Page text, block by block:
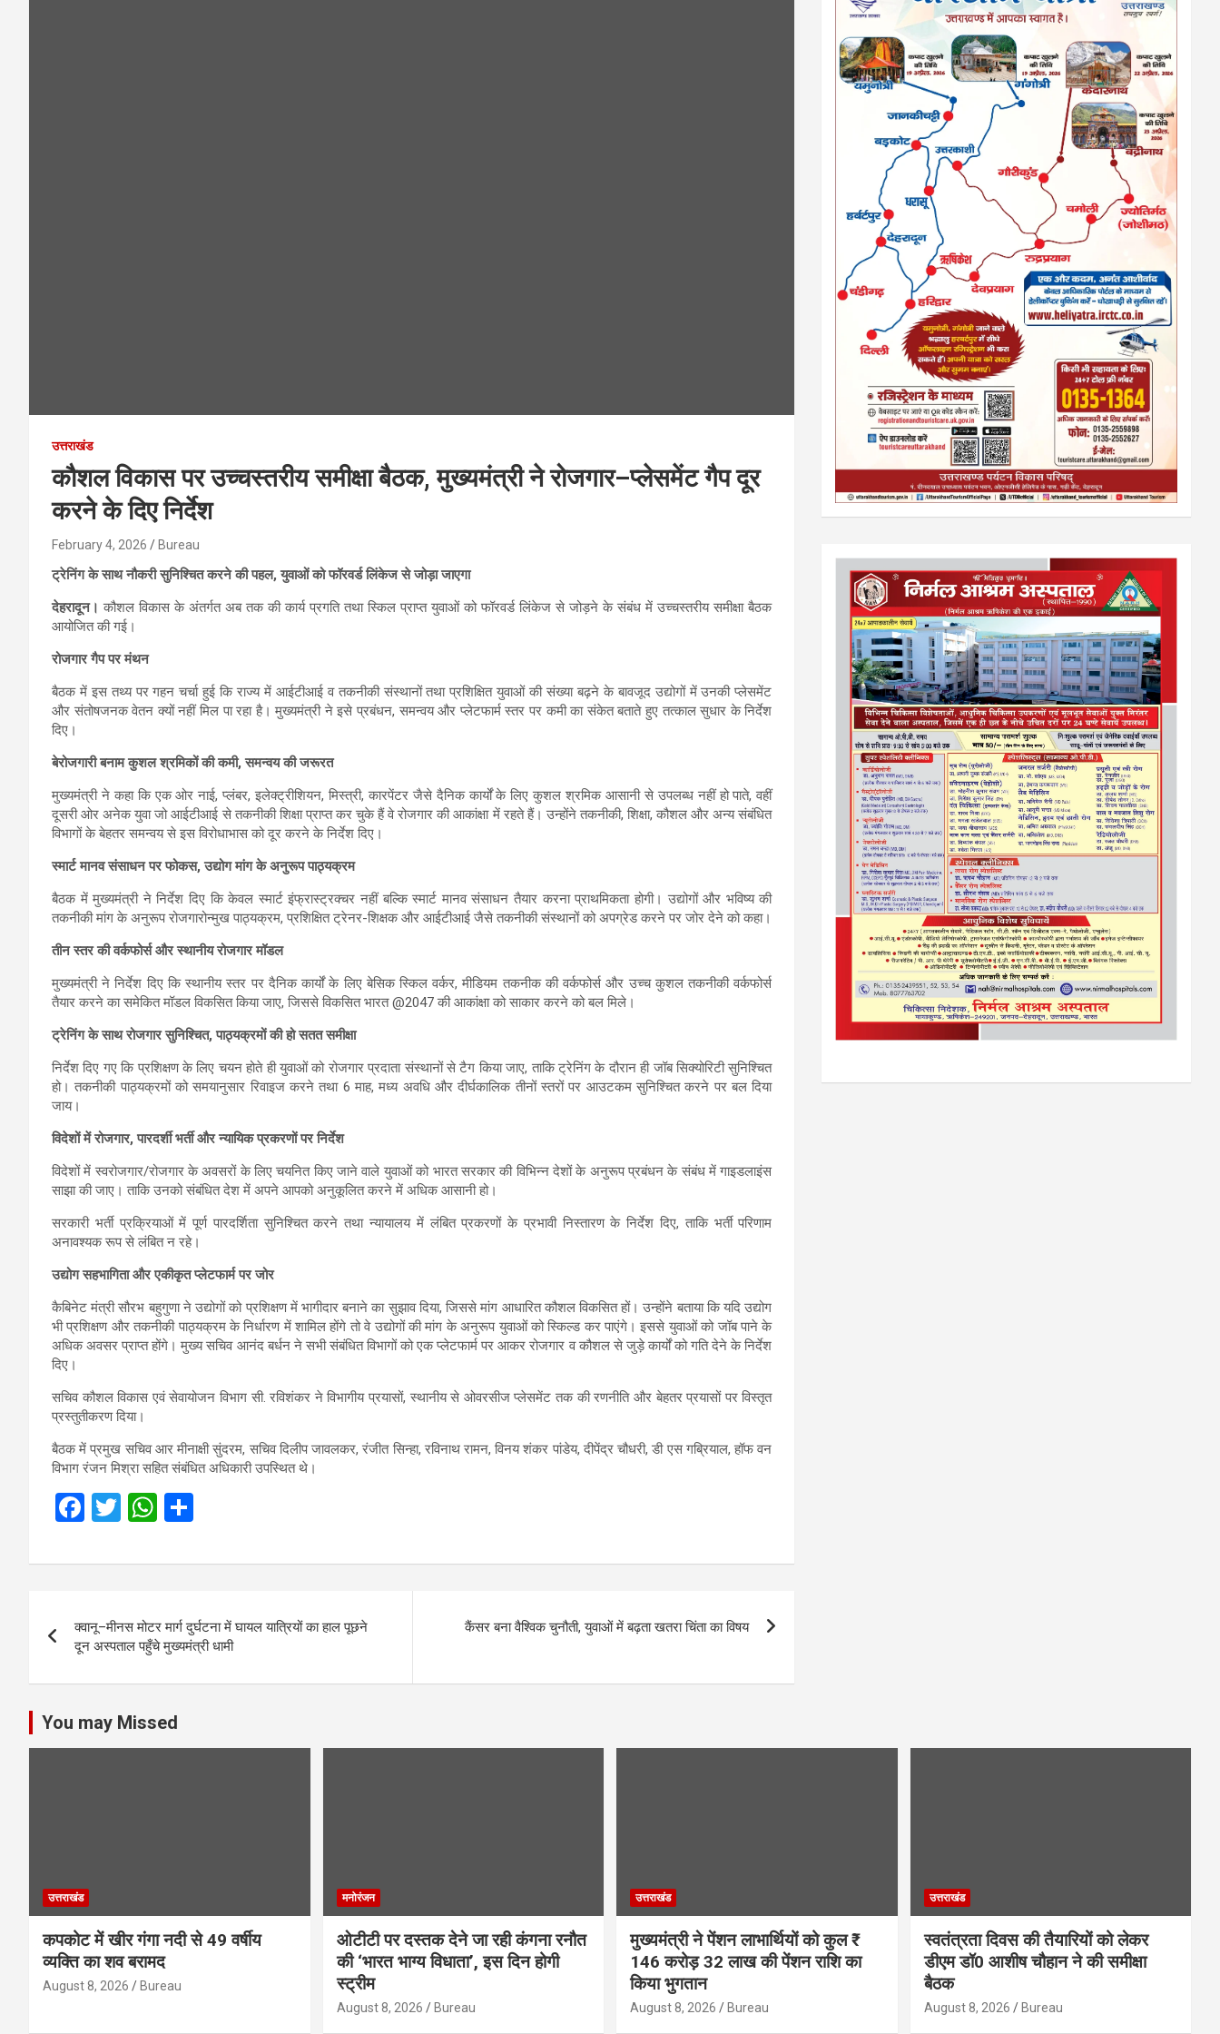
उत्तराखंड
कौशल विकास पर उच्चस्तरीय समीक्षा बैठक, मुख्यमंत्री ने रोजगार–प्लेसमेंट गैप दूर
करने के दिए निर्देश
February 4, 2026 Bureau
ट्रेनिंग के साथ नौकरी सुनिश्चित करने की पहल, युवाओं को फॉरवर्ड लिंकेज से जोड़ा जाएगा
देहरादून। कौशल विकास के अंतर्गत अब तक की कार्य प्रगति तथा स्किल प्राप्त युवाओं को फॉरवर्ड लिंकेज से जोड़ने के संबंध में उच्चस्तरीय समीक्षा बैठक
आयोजित की गई।
रोजगार गैप पर मंथन
बैठक में इस तथ्य पर गहन चर्चा हुई कि राज्य में आईटीआई व तकनीकी संस्थानों तथा प्रशिक्षित युवाओं की संख्या बढ़ने के बावजूद उद्योगों में उनकी प्लेसमेंट
और संतोषजनक वेतन क्यों नहीं मिल पा रहा है। मुख्यमंत्री ने इसे प्रबंधन, समन्वय और प्लेटफार्म स्तर पर कमी का संकेत बताते हुए तत्काल सुधार के निर्देश
दिए।
बेरोजगारी बनाम कुशल श्रमिकों की कमी, समन्वय की जरूरत
मुख्यमंत्री ने कहा कि एक ओर नाई, प्लंबर, इलेक्ट्रीशियन, मिस्त्री, कारपेंटर जैसे दैनिक कार्यों के लिए कुशल श्रमिक आसानी से उपलब्ध नहीं हो पाते, वहीं
दूसरी ओर अनेक युवा जो आईटीआई से तकनीकी शिक्षा प्राप्त कर चुके हैं वे रोजगार की आकांक्षा में रहते हैं। उन्होंने तकनीकी, शिक्षा, कौशल और अन्य संबंधित
विभागों के बेहतर समन्वय से इस विरोधाभास को दूर करने के निर्देश दिए।
स्मार्ट मानव संसाधन पर फोकस, उद्योग मांग के अनुरूप पाठ्यक्रम
बैठक में मुख्यमंत्री ने निर्देश दिए कि केवल स्मार्ट इंफ्रास्ट्रक्चर नहीं बल्कि स्मार्ट मानव संसाधन तैयार करना प्राथमिकता होगी। उद्योगों और भविष्य की
तकनीकी मांग के अनुरूप रोजगारोन्मुख पाठ्यक्रम, प्रशिक्षित ट्रेनर-शिक्षक और आईटीआई जैसे तकनीकी संस्थानों को अपग्रेड करने पर जोर देने को कहा।
तीन स्तर की वर्कफोर्स और स्थानीय रोजगार मॉडल
मुख्यमंत्री ने निर्देश दिए कि स्थानीय स्तर पर दैनिक कार्यों के लिए बेसिक स्किल वर्कर, मीडियम तकनीक की वर्कफोर्स और उच्च कुशल तकनीकी वर्कफोर्स
तैयार करने का समेकित मॉडल विकसित किया जाए, जिससे विकसित भारत @2047 की आकांक्षा को साकार करने को बल मिले।
ट्रेनिंग के साथ रोजगार सुनिश्चित, पाठ्यक्रमों की हो सतत समीक्षा
निर्देश दिए गए कि प्रशिक्षण के लिए चयन होते ही युवाओं को रोजगार प्रदाता संस्थानों से टैग किया जाए, ताकि ट्रेनिंग के दौरान ही जॉब सिक्योरिटी सुनिश्चित
हो। तकनीकी पाठ्यक्रमों को समयानुसार रिवाइज करने तथा 6 माह, मध्य अवधि और दीर्घकालिक तीनों स्तरों पर आउटकम सुनिश्चित करने पर बल दिया
जाय।
विदेशों में रोजगार, पारदर्शी भर्ती और न्यायिक प्रकरणों पर निर्देश
विदेशों में स्वरोजगार/रोजगार के अवसरों के लिए चयनित किए जाने वाले युवाओं को भारत सरकार की विभिन्न देशों के अनुरूप प्रबंधन के संबंध में गाइडलाइंस
साझा की जाए। ताकि उनको संबंधित देश में अपने आपको अनुकूलित करने में अधिक आसानी हो।
सरकारी भर्ती प्रक्रियाओं में पूर्ण पारदर्शिता सुनिश्चित करने तथा न्यायालय में लंबित प्रकरणों के प्रभावी निस्तारण के निर्देश दिए, ताकि भर्ती परिणाम
अनावश्यक रूप से लंबित न रहे।
उद्योग सहभागिता और एकीकृत प्लेटफार्म पर जोर
कैबिनेट मंत्री सौरभ बहुगुणा ने उद्योगों को प्रशिक्षण में भागीदार बनाने का सुझाव दिया, जिससे मांग आधारित कौशल विकसित हों। उन्होंने बताया कि यदि उद्योग
भी प्रशिक्षण और तकनीकी पाठ्यक्रम के निर्धारण में शामिल होंगे तो वे उद्योगों की मांग के अनुरूप युवाओं को स्किल्ड कर पाएंगे। इससे युवाओं को जॉब पाने के
अधिक अवसर प्राप्त होंगे। मुख्य सचिव आनंद बर्धन ने सभी संबंधित विभागों को एक प्लेटफार्म पर आकर रोजगार व कौशल से जुड़े कार्यों को गति देने के निर्देश
दिए।
सचिव कौशल विकास एवं सेवायोजन विभाग सी. रविशंकर ने विभागीय प्रयासों, स्थानीय से ओवरसीज प्लेसमेंट तक की रणनीति और बेहतर प्रयासों पर विस्तृत
प्रस्तुतीकरण दिया।
बैठक में प्रमुख सचिव आर मीनाक्षी सुंदरम, सचिव दिलीप जावलकर, रंजीत सिन्हा, रविनाथ रामन, विनय शंकर पांडेय, दीपेंद्र चौधरी, डी एस गब्रियाल, हॉफ वन
विभाग रंजन मिश्रा सहित संबंधित अधिकारी उपस्थित थे।
F
ce
o
o
k
T
tt
W
at
A
p
p
ar
navigation
क्वानू–मीनस मोटर मार्ग दुर्घटना में घायल यात्रियों का हाल पूछने
दून अस्पताल पहुँचे मुख्यमंत्री धामी
कैंसर बना वैश्विक चुनौती, युवाओं में बढ़ता खतरा चिंता का विषय
You may Missed
उत्तराखंड
कपकोट में खीर गंगा नदी से 49 वर्षीय
व्यक्ति का शव बरामद
August 8, 2026 Bureau
मनोरंजन
ओटीटी पर दस्तक देने जा रही कंगना रनौत
की ‘भारत भाग्य विधाता’, इस दिन होगी
स्ट्रीम
August 8, 2026 Bureau
उत्तराखंड
मुख्यमंत्री ने पेंशन लाभार्थियों को कुल ₹
146 करोड़ 32 लाख की पेंशन राशि का
किया भुगतान
August 8, 2026 Bureau
उत्तराखंड
स्वतंत्रता दिवस की तैयारियों को लेकर
डीएम डॉ0 आशीष चौहान ने की समीक्षा
बैठक
August 8, 2026 Bureau